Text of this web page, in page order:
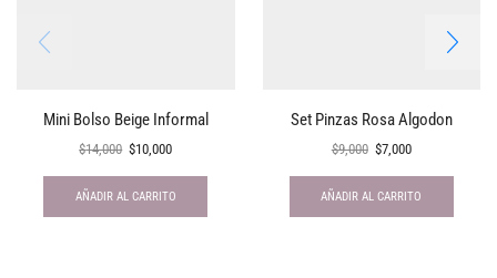
Mini Bolso Beige Informal
$14,000 $10,000
AÑADIR AL CARRITO
Set Pinzas Rosa Algodon
$9,000 $7,000
AÑADIR AL CARRITO